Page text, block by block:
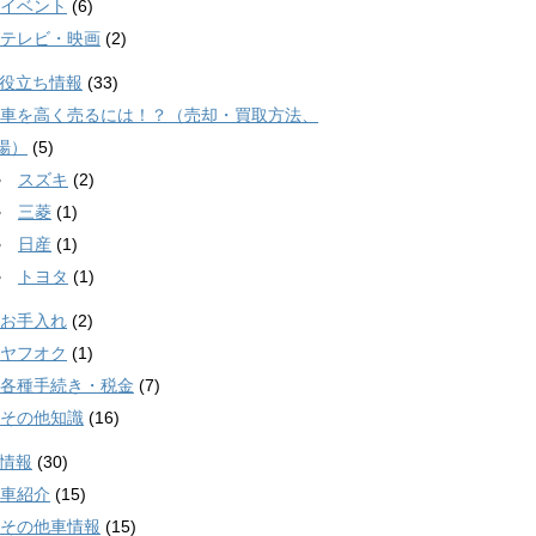
イベント (6)
テレビ・映画 (2)
立ち情報 (33)
車を高く売るには！？（売却・買取方法、
）
(5)
スズキ (2)
三菱 (1)
日産 (1)
トヨタ (1)
お手入れ (2)
ヤフオク (1)
各種手続き・税金 (7)
その他知識 (16)
報 (30)
車紹介 (15)
その他車情報 (15)